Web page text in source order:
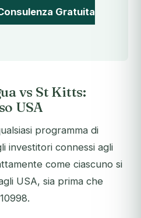
Gratuita
vs St Kitts:
USA
programma di
investitori connessi agli
come ciascuno si
USA, sia prima che